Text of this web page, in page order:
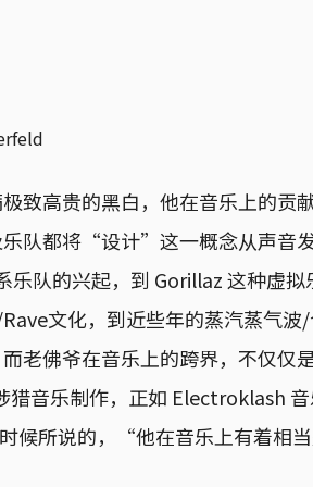
致高贵的黑白，他在音乐上的贡
乐队都将“设计”这一概念从声音
乐队的兴起，到 Gorillaz 这种虚拟
文化，到近些年的蒸汽蒸气波
老佛爷在音乐上的跨界，不仅仅
猎音乐制作，正如 Electroklash
候所说的，“他在音乐上有着相